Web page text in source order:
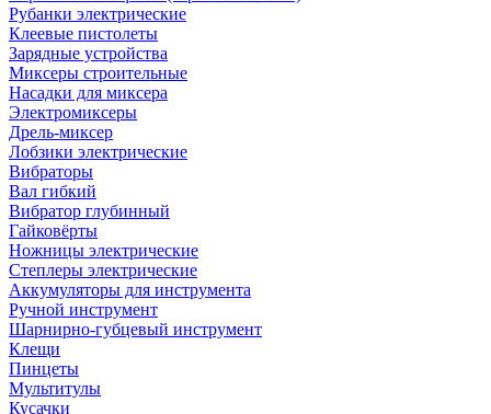
Рубанки электрические
Клеевые пистолеты
Зарядные устройства
Миксеры строительные
Насадки для миксера
Электромиксеры
Дрель-миксер
Лобзики электрические
Вибраторы
Вал гибкий
Вибратор глубинный
Гайковёрты
Ножницы электрические
Степлеры электрические
Аккумуляторы для инструмента
Ручной инструмент
Шарнирно-губцевый инструмент
Клещи
Пинцеты
Мультитулы
Кусачки